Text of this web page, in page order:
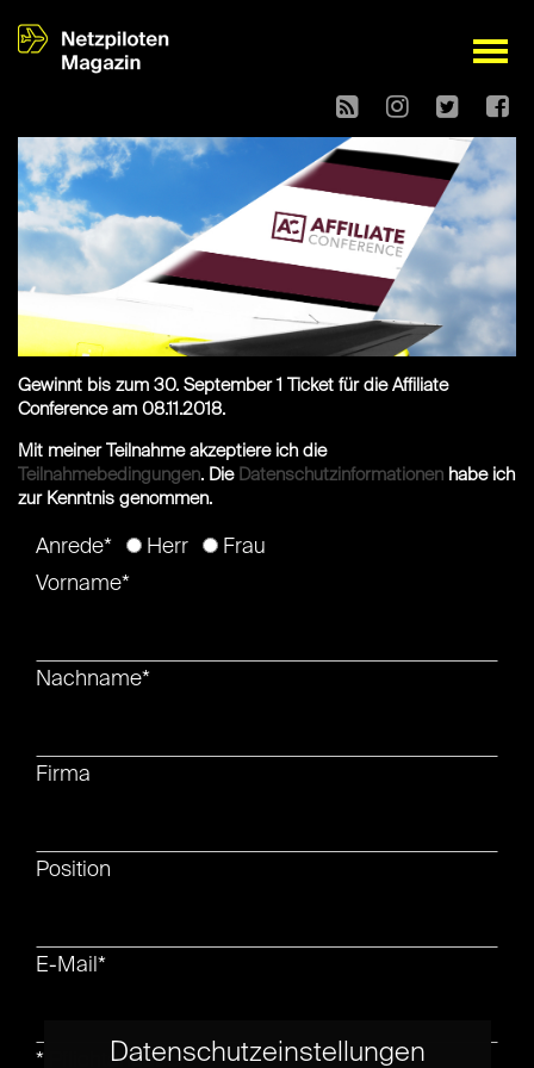
open
Gewinnt bis zum 30. September 1 Ticket für die Affiliate
Conference am 08.11.2018.
Mit meiner Teilnahme akzeptiere ich die
Teilnahmebedingungen. Die Datenschutzinformationen habe ich
zur Kenntnis genommen.
Anrede* Herr
Frau
Vorname*
Nachname*
Firma
Position
E-Mail*
* PflichtangabenDatenschutzeinstellungen